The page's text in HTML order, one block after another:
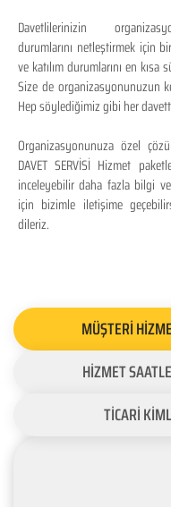
Davetlilerinizin
durumlarını netleştirmek için
ve katılım durumlarını en kısa
Size de organizasyonunuzun
Hep söylediğimiz gibi her
Organizasyonunuza özel
DAVET SERVİSİ Hizmet
inceleyebilir daha fazla bilgi
için bizimle iletişime
dileriz.
MÜŞTERİ
HİZMET
TİCARİ